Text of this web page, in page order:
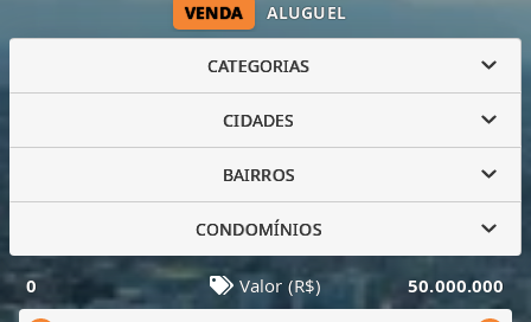
VENDA ALUGUEL
CATEGORIAS
CIDADES
BAIRROS
CONDOMÍNIOS
0 Valor (R$) 50.000.000